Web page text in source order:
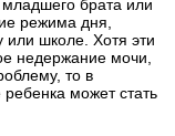
брата или
режима дня,
или школе. Хотя эти
недержание мочи,
то в
может стать